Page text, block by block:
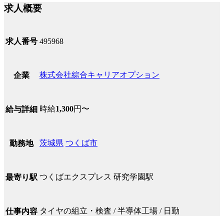
求人概要
求人番号 495968
企業 株式会社綜合キャリアオプション
給与詳細 時給1,300円〜
勤務地 茨城県 つくば市
最寄り駅 つくばエクスプレス 研究学園駅
仕事内容 タイヤの組立・検査 / 半導体工場 / 日勤